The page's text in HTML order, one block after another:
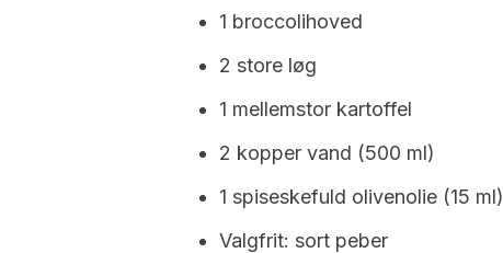
1 broccolihoved
2 store løg
1 mellemstor kartoffel
2 kopper vand (500 ml)
1 spiseskefuld olivenolie (15 ml)
Valgfrit: sort peber